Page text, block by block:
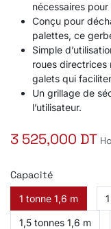
nécessaires
Conçu pour
palettes, ce
Simple
roues directrices
galets qui
Un grillage de
l’utilisateur.
3 525,000 DT
Capacité
1 tonne 1,6 m
1,5 tonnes 1,6 m